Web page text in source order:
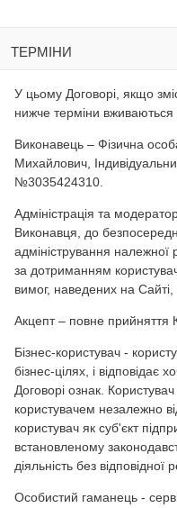
ТЕРМІНИ
У цьому Договорі, якщо
нижче терміни вживаються
Виконавець – Фізична
Михайлович,
№3035424310.
Адміністрація та
Виконавця, до
адміністрування
за дотриманням
вимог, наведених на
Акцепт – повне прийняття
Бізнес-користувач -
бізнес-цілях, і відповідає
Договорі ознак.
користувачем незалежно
користувач як суб'єкт
встановленому
діяльність без відповідної
Особистий гаманець -